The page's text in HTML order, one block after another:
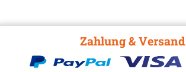
Zahlung & Versand